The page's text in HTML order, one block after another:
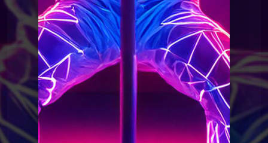
Le Poing G Le point G! 2 Le plan à 3
Le Poing G
Le Point G! 2 Le fantasme de
l'inconnu(e)
Le Poing G Le Point G! 2 L'amour en public